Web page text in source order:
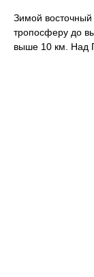
Зимой восточный
тропосферу до
выше 10 км. Над